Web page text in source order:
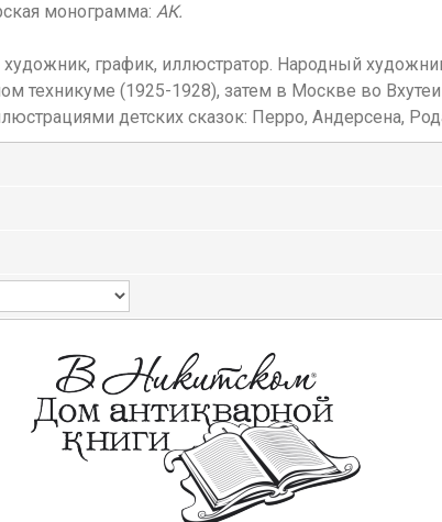
монограмма: АК.
художник, график, иллюстратор. Народный
техникуме (1925-1928), затем в Москве во
детских сказок: Перро, Андерсена,